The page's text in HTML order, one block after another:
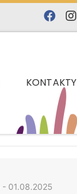
KONTAKTY
- 01.08.2025